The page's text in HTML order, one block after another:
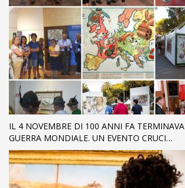
IL 4 NOVEMBRE DI 100 ANNI FA
GUERRA MONDIALE. UN EVENTO CRUCI…